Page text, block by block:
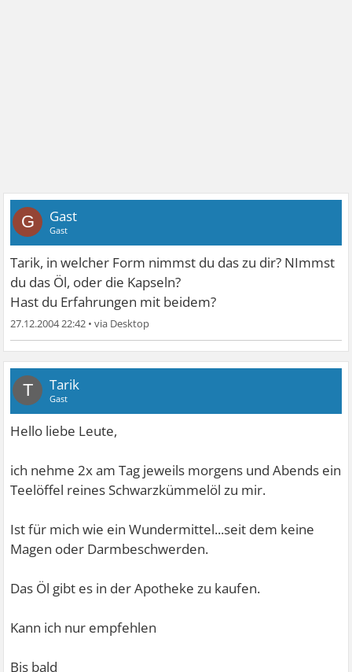
G Gast
Gast
Tarik, in welcher Form nimmst du das zu dir? NImmst
du das Öl, oder die Kapseln?
Hast du Erfahrungen mit beidem?
27.12.2004 22:42 •
T Tarik
Gast
Hello liebe Leute,
ich nehme 2x am Tag jeweils morgens und Abends ein
Teelöffel reines Schwarzkümmelöl zu mir.
Ist für mich wie ein Wundermittel...seit dem keine
Magen oder Darmbeschwerden.
Das Öl gibt es in der Apotheke zu kaufen.
Kann ich nur empfehlen
Bis bald